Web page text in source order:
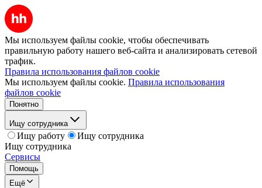
Мы используем файлы cookie, чтобы обеспечивать
правильную работу нашего веб-сайта и анализировать сетевой
трафик.
Правила использования файлов cookie
Мы используем файлы cookie. Правила использования
файлов cookie
Понятно
Ищу сотрудника
Ищу работу
Ищу сотрудника
Ищу сотрудника
Сервисы
Помощь
Ещё